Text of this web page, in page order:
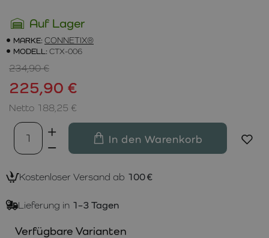
Auf Lager
MARKE: CONNETIX®
MODELL: CTX-006
225,90 €
234,90 €
Netto 188,25 €
In den Warenkorb
Kostenloser Versand ab 100 €
Lieferung in 1–3 Tagen
Verfügbare Varianten